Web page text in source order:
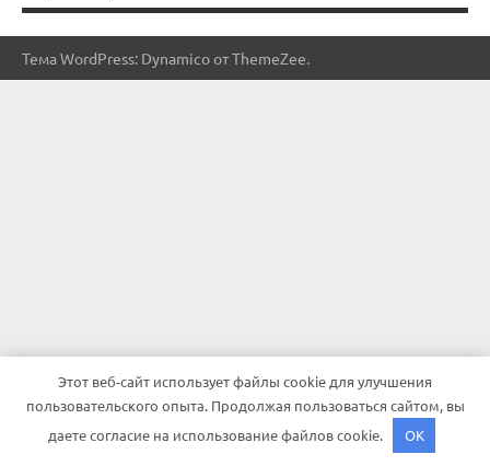
Тема WordPress: Dynamico от ThemeZee.
Этот веб-сайт использует файлы cookie для улучшения
пользовательского опыта. Продолжая пользоваться сайтом, вы
даете согласие на использование файлов cookie.
OK